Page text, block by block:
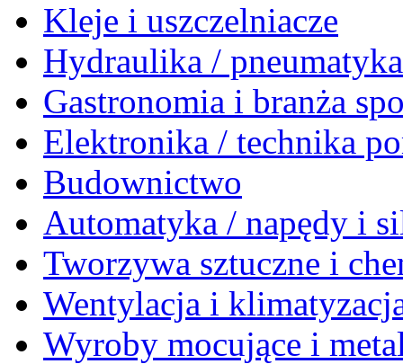
Kleje i uszczelniacze
Hydraulika /
Gastronomia i branża
Elektronika / technika
Budownictwo
Automatyka / napędy i
Tworzywa sztuczne i
Wentylacja i
Wyroby mocujące i